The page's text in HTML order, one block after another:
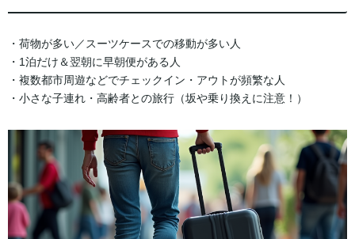
・荷物が多い／スーツケースでの移動が多い人
・1泊だけ＆翌朝に早朝便がある人
・複数都市周遊などでチェックイン・アウトが頻繁な人
・小さな子連れ・高齢者との旅行（坂や乗り換えに注意！）